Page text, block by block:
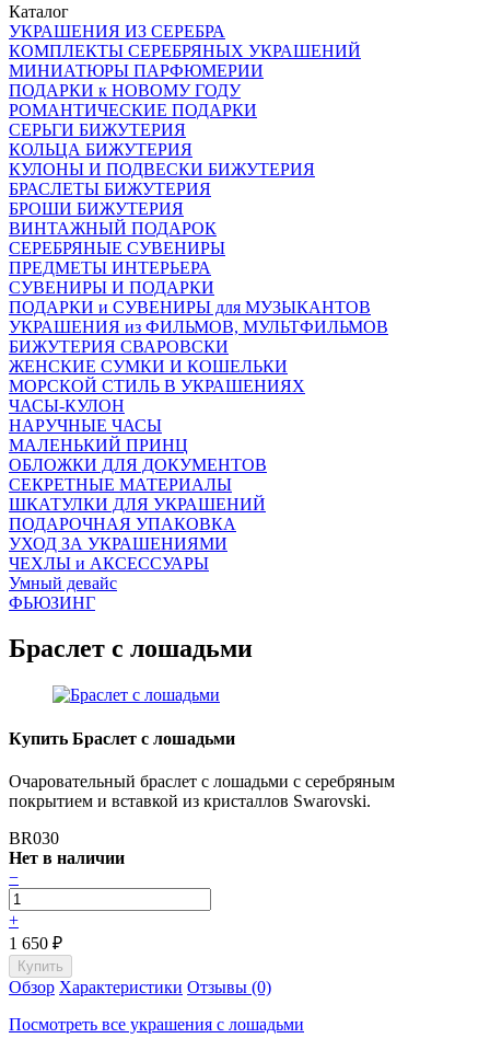
Каталог
УКРАШЕНИЯ ИЗ СЕРЕБРА
КОМПЛЕКТЫ СЕРЕБРЯНЫХ УКРАШЕНИЙ
МИНИАТЮРЫ ПАРФЮМЕРИИ
ПОДАРКИ к НОВОМУ ГОДУ
РОМАНТИЧЕСКИЕ ПОДАРКИ
СЕРЬГИ БИЖУТЕРИЯ
КОЛЬЦА БИЖУТЕРИЯ
КУЛОНЫ И ПОДВЕСКИ БИЖУТЕРИЯ
БРАСЛЕТЫ БИЖУТЕРИЯ
БРОШИ БИЖУТЕРИЯ
ВИНТАЖНЫЙ ПОДАРОК
СЕРЕБРЯНЫЕ СУВЕНИРЫ
ПРЕДМЕТЫ ИНТЕРЬЕРА
СУВЕНИРЫ И ПОДАРКИ
ПОДАРКИ и СУВЕНИРЫ для МУЗЫКАНТОВ
УКРАШЕНИЯ из ФИЛЬМОВ, МУЛЬТФИЛЬМОВ
БИЖУТЕРИЯ СВАРОВСКИ
ЖЕНСКИЕ СУМКИ И КОШЕЛЬКИ
МОРСКОЙ СТИЛЬ В УКРАШЕНИЯХ
ЧАСЫ-КУЛОН
НАРУЧНЫЕ ЧАСЫ
МАЛЕНЬКИЙ ПРИНЦ
ОБЛОЖКИ ДЛЯ ДОКУМЕНТОВ
СЕКРЕТНЫЕ МАТЕРИАЛЫ
ШКАТУЛКИ ДЛЯ УКРАШЕНИЙ
ПОДАРОЧНАЯ УПАКОВКА
УХОД ЗА УКРАШЕНИЯМИ
ЧEХЛЫ и АКСЕССУАРЫ
Умный девайс
ФЬЮЗИНГ
Браслет с лошадьми
Купить Браслет с лошадьми
Очаровательный браслет с лошадьми с серебряным
покрытием и вставкой из кристаллов Swarovski.
BR030
Нет в наличии
−
+
1 650 ₽
Обзор Характеристики Отзывы (0)
Посмотреть все украшения с лошадьми